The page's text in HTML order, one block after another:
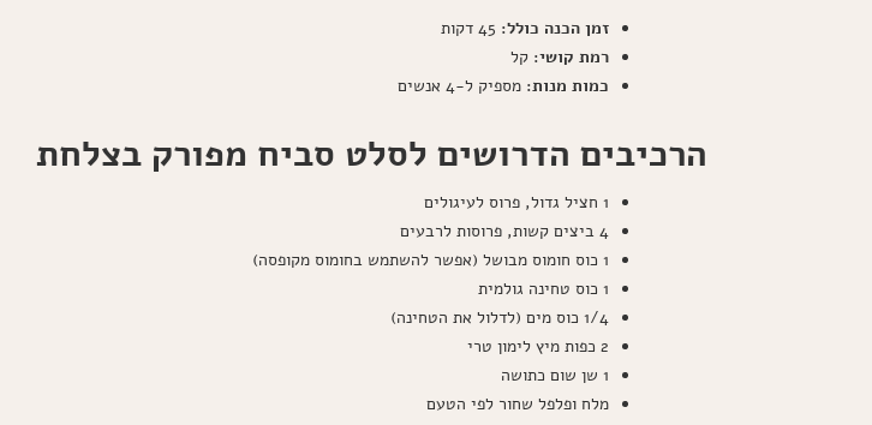
זמן הכנה כולל:
רמת קושי: קל
כמות מנות: מספיק ל-4 אנשים
הרכיבים הדרושים לסלט סביח מפורק בצלחת
1 חציל גדול, פרוס לעיגולים
4 ביצים קשות, פרוסות לרבעים
1 כוס חומוס מבושל (אפשר להשתמש בחומוס מקופסה)
1 כוס טחינה גולמית
1/4 כוס מים (לדלול את הטחינה)
2 כפות מיץ לימון טרי
1 שן שום כתושה
מלח ופלפל שחור לפי הטעם